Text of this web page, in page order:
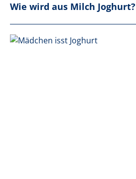
Wie wird aus Milch Joghurt?